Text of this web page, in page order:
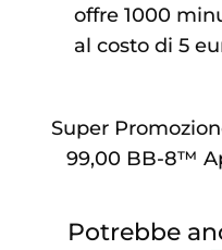
offre 1000
al costo di 5
Super
99,00 BB-8™
Potrebbe